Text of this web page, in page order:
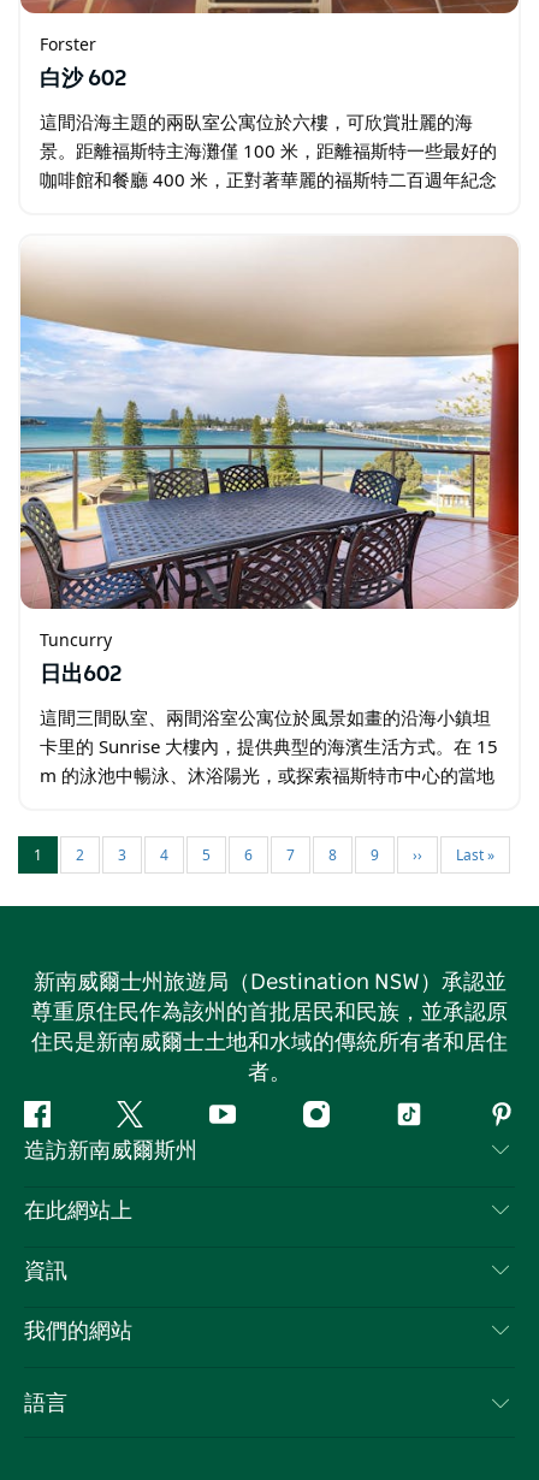
Forster
白沙 602
這間沿海主題的兩臥室公寓位於六樓，可欣賞壯麗的海
景。距離福斯特主海灘僅 100 米，距離福斯特一些最好的
咖啡館和餐廳 400 米，正對著華麗的福斯特二百週年紀念
Tuncurry
日出602
這間三間臥室、兩間浴室公寓位於風景如畫的沿海小鎮坦
卡里的 Sunrise 大樓內，提供典型的海濱生活方式。在 15
m 的泳池中暢泳、沐浴陽光，或探索福斯特市中心的當地
放式起居區配有空調…
1 2 3 4 5 6 7 8 9 ›› Last »
新南威爾士州旅遊局（Destination NSW）承認並
尊重原住民作為該州的首批居民和民族，並承認原
住民是新南威爾士土地和水域的傳統所有者和居住
者。
Facebook嘰
嘰
喳
Youtube Instagram抖
造訪新南威爾斯州
聯絡我們
隱私
Cookie 通知
在此網站上
目的地
新南威爾士州公路旅行
活動
資訊
旅行資訊
新南威爾士州的商業
我們的網站
語言